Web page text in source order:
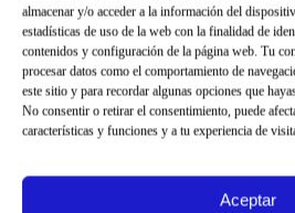
almacenar y/o acceder a la información del
estadísticas de uso de la web con la finalidad de
contenidos y configuración de la página web. Tu
procesar datos como el comportamiento de
este sitio y para recordar algunas opciones que
No consentir o retirar el consentimiento, puede
características y funciones y a tu experiencia de
Aceptar
Felipe CARRASCO ha desarrollado su
directivo de diferentes federaciones,
clústers a nivel autonómico, nacional y
Secretario General de la industria
Experto en la captación y gestión de
financiación NACIONAL para el tejido
SOSTENIBLE.